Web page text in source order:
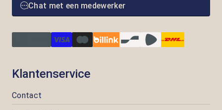
Chat met een medewerker
Klantenservice
Contact